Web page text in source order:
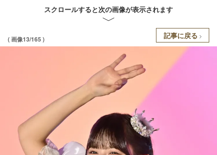
スクロールすると次の画像が表示されます
( 画像13/165 ) 記事に戻る